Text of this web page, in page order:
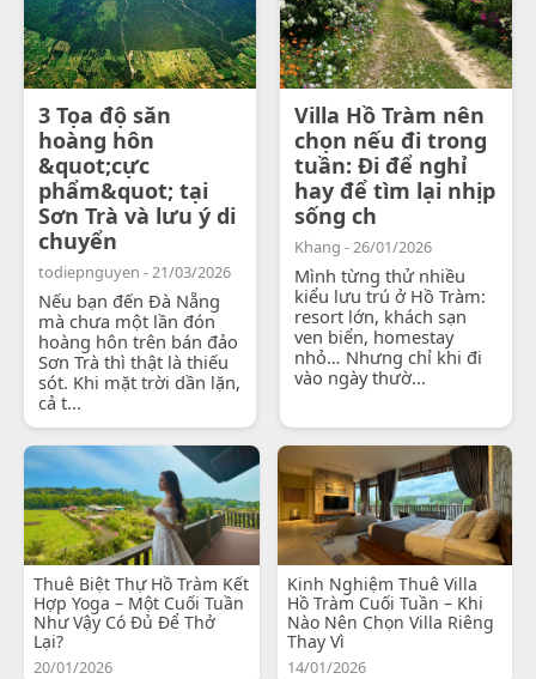
3 Tọa độ săn
hoàng hôn
&quot;cực
phẩm&quot; tại
Sơn Trà và lưu ý di
chuyển
todiepnguyen - 21/03/2026
Nếu bạn đến Đà Nẵng
mà chưa một lần đón
hoàng hôn trên bán đảo
Sơn Trà thì thật là thiếu
sót. Khi mặt trời dần lặn,
cả t...
Villa Hồ Tràm nên
chọn nếu đi trong
tuần: Đi để nghỉ
hay để tìm lại nhịp
sống ch
Khang - 26/01/2026
Mình từng thử nhiều
kiểu lưu trú ở Hồ Tràm:
resort lớn, khách sạn
ven biển, homestay
nhỏ… Nhưng chỉ khi đi
vào ngày thườ...
Thuê Biệt Thự Hồ Tràm Kết
Hợp Yoga – Một Cuối Tuần
Như Vậy Có Đủ Để Thở
Lại?
20/01/2026
Kinh Nghiệm Thuê Villa
Hồ Tràm Cuối Tuần – Khi
Nào Nên Chọn Villa Riêng
Thay Vì
14/01/2026